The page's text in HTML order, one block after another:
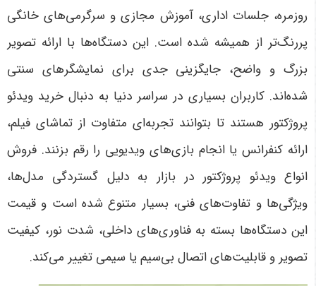
روزمره، جلسات اداری، آموزش مجازی و سرگرمی‌های خانگی
پررنگ‌تر از همیشه شده است. این دستگاه‌ها با ارائه تصویر
بزرگ و واضح، جایگزینی جدی برای نمایشگرهای سنتی
شده‌اند. کاربران بسیاری در سراسر دنیا به دنبال خرید ویدئو
پروژکتور هستند تا بتوانند تجربه‌ای متفاوت از تماشای فیلم،
ارائه کنفرانس یا انجام بازی‌های ویدیویی را رقم بزنند. فروش
انواع ویدئو پروژکتور در بازار به دلیل گستردگی مدل‌ها،
ویژگی‌ها و تفاوت‌های فنی، بسیار متنوع شده است و قیمت
این دستگاه‌ها بسته به فناوری‌های داخلی، شدت نور، کیفیت
تصویر و قابلیت‌های اتصال بی‌سیم یا سیمی تغییر می‌کند.